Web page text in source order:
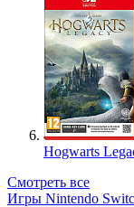
Hogwarts
Смотреть все
Игры Nintendo